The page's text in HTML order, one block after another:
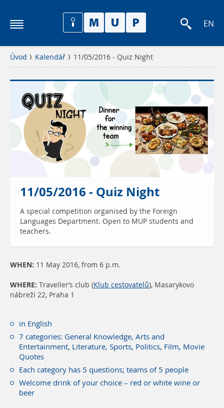
EN
Úvod Kalendář 11/05/2016 - Quiz Night
11/05/2016 - Quiz Night
A special competition organised by the Foreign
Languages Department. Open to MUP students and
teachers.
WHEN: 11 May 2016, from 6 p.m.
WHERE: Traveller’s club (Klub cestovatelů), Masarykovo
nábreží 22, Praha 1
in English
7 categories: General Knowledge, Arts and
Entertainment, Literature, Sports, Politics, Film, Movie
Quotes
Each category has 5 questions; teams of 5 people
Welcome drink of your choice – red or white wine or
beer